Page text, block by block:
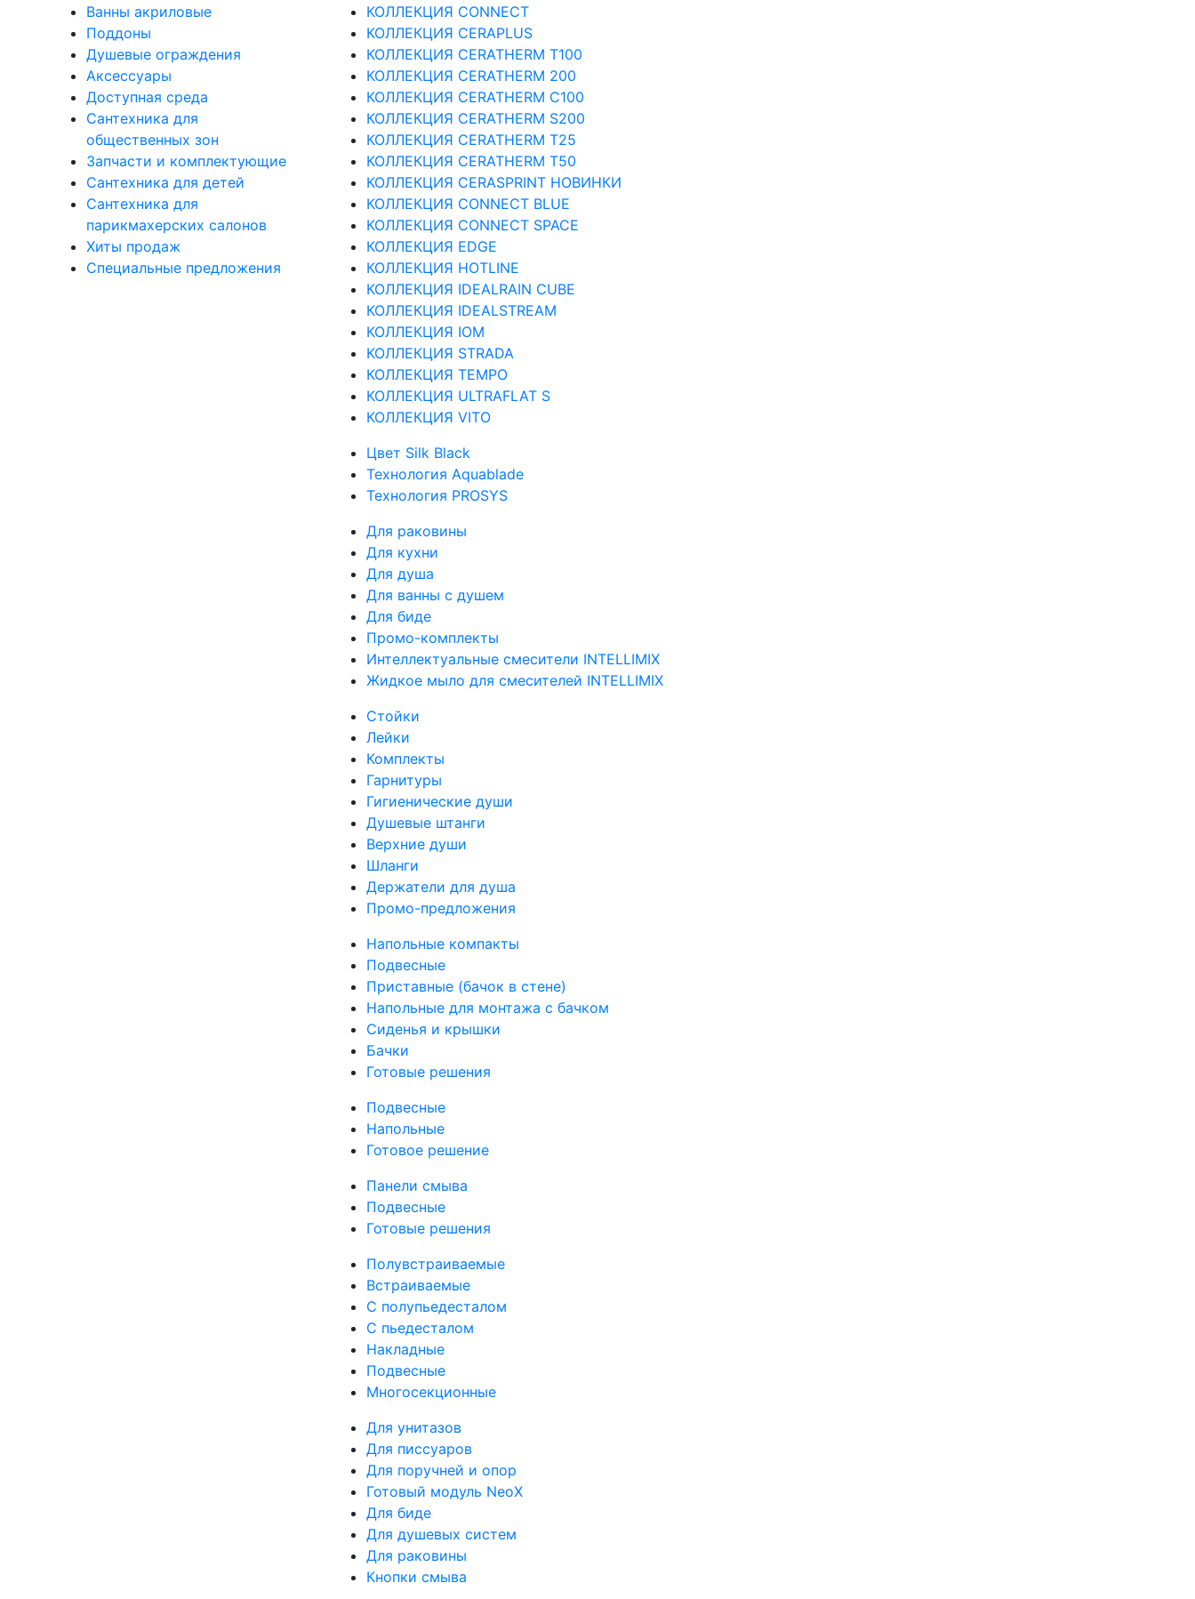
Ванны акриловые
Поддоны
Душевые ограждения
Аксессуары
Доступная среда
Cантехника для
общественных зон
Запчасти и комплектующие
Сантехника для детей
Сантехника для
парикмахерских салонов
Хиты продаж
Специальные предложения
КОЛЛЕКЦИЯ CONNECT
КОЛЛЕКЦИЯ CERAPLUS
КОЛЛЕКЦИЯ CERATHERM T100
КОЛЛЕКЦИЯ CERATHERM 200
КОЛЛЕКЦИЯ CERATHERM C100
КОЛЛЕКЦИЯ CERATHERM S200
КОЛЛЕКЦИЯ CERATHERM T25
КОЛЛЕКЦИЯ CERATHERM T50
КОЛЛЕКЦИЯ CERASPRINT НОВИНКИ
КОЛЛЕКЦИЯ CONNECT BLUE
КОЛЛЕКЦИЯ CONNECT SPACE
КОЛЛЕКЦИЯ EDGE
КОЛЛЕКЦИЯ HOTLINE
КОЛЛЕКЦИЯ IDEALRAIN CUBE
КОЛЛЕКЦИЯ IDEALSTREAM
КОЛЛЕКЦИЯ IOM
КОЛЛЕКЦИЯ STRADA
КОЛЛЕКЦИЯ TEMPO
КОЛЛЕКЦИЯ ULTRAFLAT S
КОЛЛЕКЦИЯ VITO
Цвет Silk Black
Технология Aquablade
Технология PROSYS
Для раковины
Для кухни
Для душа
Для ванны с душем
Для биде
Промо-комплекты
Интеллектуальные смесители INTELLIMIX
Жидкое мыло для смесителей INTELLIMIX
Стойки
Лейки
Комплекты
Гарнитуры
Гигиенические души
Душевые штанги
Верхние души
Шланги
Держатели для душа
Промо-предложения
Напольные компакты
Подвесные
Приставные (бачок в стене)
Напольные для монтажа с бачком
Сиденья и крышки
Бачки
Готовые решения
Подвесные
Напольные
Готовое решение
Панели смыва
Подвесные
Готовые решения
Полувстраиваемые
Встраиваемые
С полупьедесталом
С пьедесталом
Накладные
Подвесные
Многосекционные
Для унитазов
Для писсуаров
Для поручней и опор
Готовый модуль NeoX
Для биде
Для душевых систем
Для раковины
Кнопки смыва